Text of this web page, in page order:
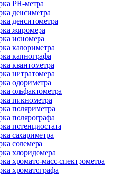
PH-метра
денсиметра
денситометра
жиромера
иономера
калориметра
капнографа
квантометра
нитратомера
одориметра
ольфактометра
пикнометра
поляриметра
полярографа
потенциостата
сахариметра
солемера
хлоридомера
хромато-масс-спектрометра
хроматографа